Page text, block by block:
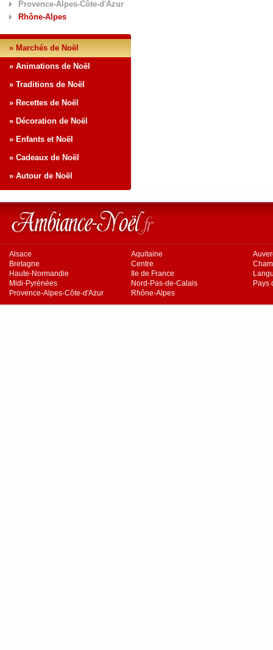
Provence-Alpes-Côte-d'Azur
Rhône-Alpes
» Marchés de Noël
» Animations de Noël
» Traditions de Noël
» Recettes de Noël
» Décoration de Noël
» Enfants et Noël
» Cadeaux de Noël
» Autour de Noël
Alsace Aquitaine
Bretagne
Centre
Haute-Normandie
Ile de France
Midi-Pyrénées
Nord-Pas-de-Calais
Pays
Provence-Alpes-Côte-d'Azur
Rhône-Alpes